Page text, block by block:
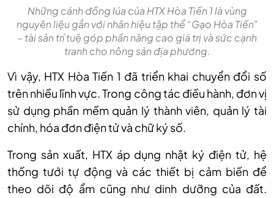
Những cánh đồng lúa của HTX Hòa Tiến 1 là vùng
nguyên liệu gắn với nhãn hiệu tập thể “Gạo Hòa Tiến”
- tài sản trí tuệ góp phần nâng cao giá trị và sức cạnh
tranh cho nông sản địa phương.
Vì vậy, HTX Hòa Tiến 1 đã triển khai chuyển đổi số
trên nhiều lĩnh vực. Trong công tác điều hành, đơn vị
sử dụng phần mềm quản lý thành viên, quản lý tài
chính, hóa đơn điện tử và chữ ký số.
Trong sản xuất, HTX áp dụng nhật ký điện tử, hệ
thống tưới tự động và các thiết bị cảm biến để
theo dõi độ ẩm cũng như dinh dưỡng của đất.